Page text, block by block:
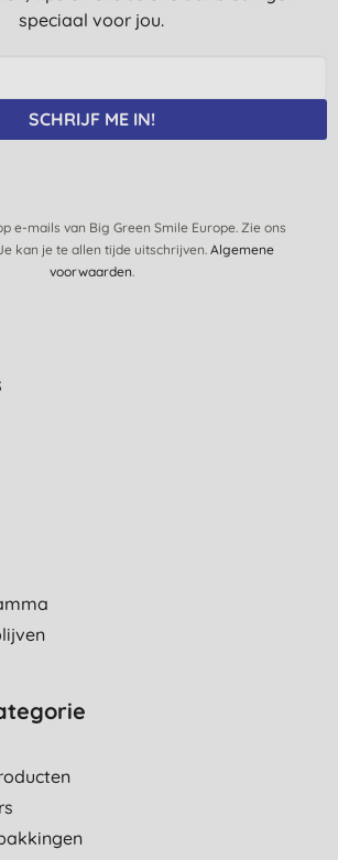
Alleen jammer dat hij niet lang
te weinig product. Wel fijn voor het
hoort te doen.
wassen moeilijk kambaar
G., Loppersum
speciaal voor jou.
SCHRIJF ME IN!
e-mails van Big Green Smile Europe. Zie ons
kan je te allen tijde uitschrijven. Algemene
voorwaarden.